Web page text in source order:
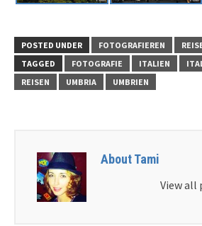
POSTED UNDER FOTOGRAFIEREN
TAGGED
FOTOGRAFIE ITALIEN
REISEN
UMBRIA UMBRIEN
About Tami
View all